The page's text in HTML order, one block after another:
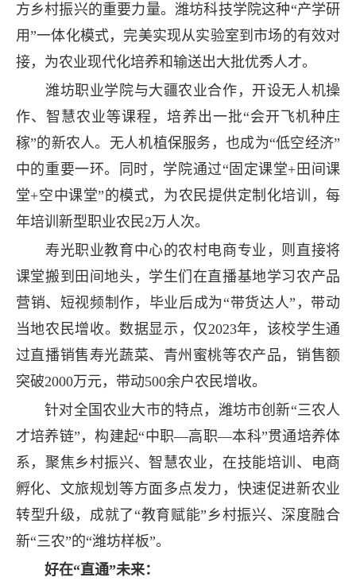
方乡村振兴的重要力量。潍坊科技学院这种“产学研
用”一体化模式，完美实现从实验室到市场的有效对
接，为农业现代化培养和输送出大批优秀人才。
潍坊职业学院与大疆农业合作，开设无人机操
作、智慧农业等课程，培养出一批“会开飞机种庄
稼”的新农人。无人机植保服务，也成为“低空经济”
中的重要一环。同时，学院通过“固定课堂+田间课
堂+空中课堂”的模式，为农民提供定制化培训，每
年培训新型职业农民2万人次。
寿光职业教育中心的农村电商专业，则直接将
课堂搬到田间地头，学生们在直播基地学习农产品
营销、短视频制作，毕业后成为“带货达人”，带动
当地农民增收。数据显示，仅2023年，该校学生通
过直播销售寿光蔬菜、青州蜜桃等农产品，销售额
突破2000万元，带动500余户农民增收。
针对全国农业大市的特点，潍坊市创新“三农人
才培养链”，构建起“中职—高职—本科”贯通培养体
系，聚焦乡村振兴、智慧农业，在技能培训、电商
孵化、文旅规划等方面多点发力，快速促进新农业
转型升级，成就了“教育赋能”乡村振兴、深度融合
新“三农”的“潍坊样板”。
好在“直通”未来：